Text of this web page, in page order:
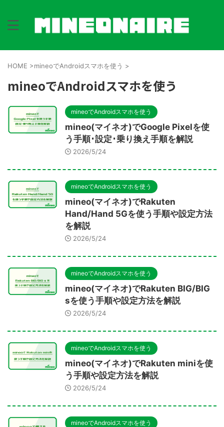
HOME >mineoでAndroidスマホを使う >
mineoでAndroidスマホを使う
mineoでAndroidスマホを使う
mineo(マイネオ)でGoogle Pixelを使
う手順･設定･乗り換え手順を解説
2026/5/24
mineoでAndroidスマホを使う
mineo(マイネオ)でRakuten
Hand/Hand 5Gを使う手順や設定方法
を解説
2026/5/24
mineoでAndroidスマホを使う
mineo(マイネオ)でRakuten BIG/BIG
sを使う手順や設定方法を解説
2026/5/24
mineoでAndroidスマホを使う
mineo(マイネオ)でRakuten miniを使
う手順や設定方法を解説
2026/5/24
mineoでAndroidスマホを使う